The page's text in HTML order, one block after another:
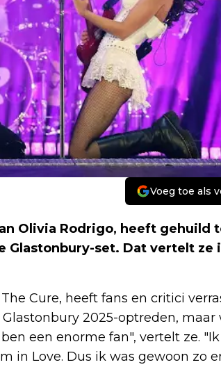
Voeg toe als
Olivia Rodrigo, heeft gehuild
Glastonbury-set. Dat vertelt
Cure, heeft fans en critici
2025-optreden,
een enorme fan", vertelt ze.
in Love. Dus ik was gewoon zo